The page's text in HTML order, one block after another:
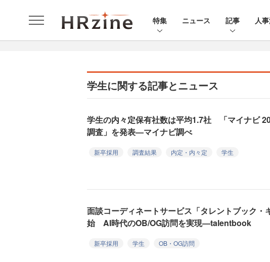
特集 ニュース 記事 人
学生に関する記事とニュース
学生の内々定保有社数は平均1.7社 「マイナビ
調査」を発表—マイナビ調べ
新卒採用 調査結果 内定・内々定
学生
面談コーディネートサービス「タレントブック・
始 AI時代のOB/OG訪問を実現—talentbook
新卒採用 学生
OB・OG訪問